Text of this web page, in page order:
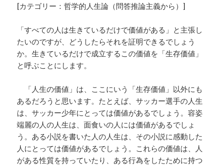
[カテゴリー：哲学的人生論（問答推論主義から）]
「すべての人は生きているだけで価値がある」と主張し
たいのですが、どうしたらそれを証明できるでしょう
か。生きているだけで成立するこの価値を「生存価値」
と呼ぶことにします。
「人生の価値」は、ここにいう「生存価値」以外にも
あるだろうと思います。たとえば、サッカー選手の人生
は、サッカー少年にとっては価値があるでしょう。容姿
端麗の人の人生は、面食いの人には価値があるでしょ
う。ある小説を書いた人の人生は、その小説に感動した
人にとっては価値があるでしょう。これらの価値は、人
がある性質を持っていたり、ある行為をしたために持つ